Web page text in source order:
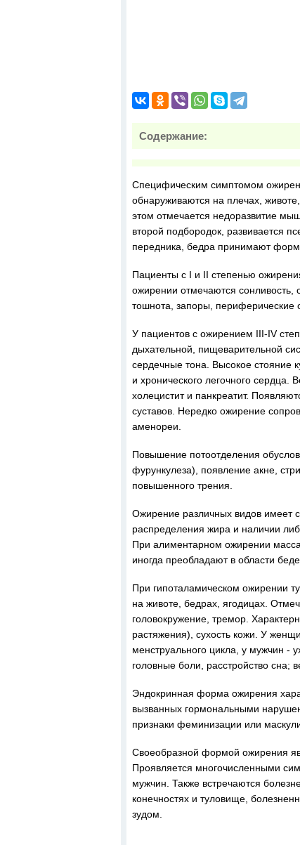
Содержание:
Специфическим симптомом
обнаруживаются на плечах,
этом отмечается недоразвитие
второй подбородок, развивается
передника, бедра принимают
Пациенты с I и II степенью
ожирении отмечаются сонливость,
тошнота, запоры, периферические
У пациентов с ожирением III-IV
дыхательной, пищеварительной
сердечные тона. Высокое стояние
и хронического легочного
холецистит и панкреатит.
суставов. Нередко ожирение
аменореи.
Повышение потоотделения
фурункулеза), появление акне,
повышенного трения.
Ожирение различных видов имеет
распределения жира и наличии
При алиментарном ожирении
иногда преобладают в области
При гипоталамическом ожирении
на животе, бедрах, ягодицах.
головокружение, тремор.
растяжения), сухость кожи. У
менструального цикла, у мужчин -
головные боли, расстройство сна;
Эндокринная форма ожирения
вызванных гормональными
признаки феминизации или
Своеобразной формой ожирения
Проявляется многочисленными
мужчин. Также встречаются
конечностях и туловище,
зудом.